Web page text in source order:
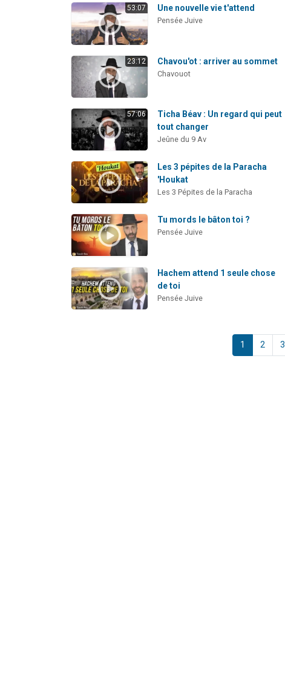
53:07 Une nouvelle vie t'attend
Pensée Juive
23:12 Chavou'ot : arriver au sommet
Chavouot
57:06
Ticha Béav : Un regard qui peut
tout changer
Jeûne du 9 Av
Les 3 pépites de la Paracha
'Houkat
Les 3 Pépites de la Paracha
Tu mords le bâton toi ?
Pensée Juive
Hachem attend 1 seule chose
de toi
Pensée Juive
1 2 3